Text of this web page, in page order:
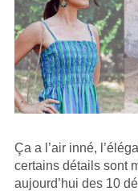
Ça a l’air inné,
certains détails sont
aujourd’hui des 10